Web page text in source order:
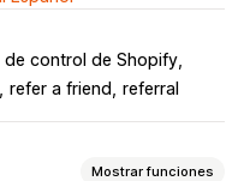
de control de Shopify
refer a friend referral
Mostrar funciones